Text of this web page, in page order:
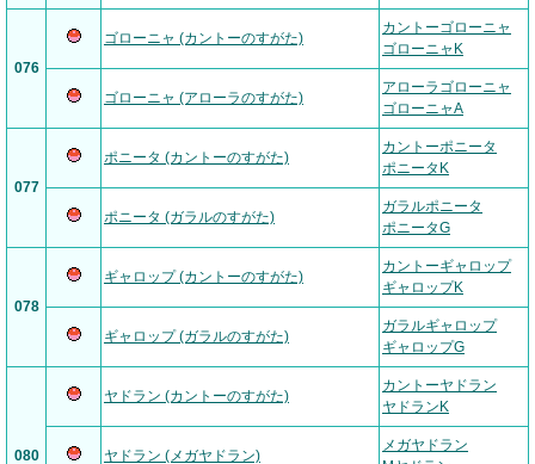
076
ゴローニャ (カントーのすがた)
カントーゴローニャ
ゴローニャK
ゴローニャ (アローラのすがた)
アローラゴローニャ
ゴローニャA
077
ポニータ (カントーのすがた)
カントーポニータ
ポニータK
ポニータ (ガラルのすがた)
ガラルポニータ
ポニータG
078
ギャロップ (カントーのすがた)
カントーギャロップ
ギャロップK
ギャロップ (ガラルのすがた)
ガラルギャロップ
ギャロップG
080
ヤドラン (カントーのすがた)
カントーヤドラン
ヤドランK
ヤドラン (メガヤドラン)
メガヤドラン